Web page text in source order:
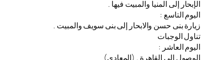
الإبحار إلى المنيا والمبيت فيها .
اليوم التاسع :
زيارة بنى حسن والابحار إلى بنى سويف والمبيت .
تناول الوجبات
اليوم العاشر :
الوصول إلى القاهرة . (المعادى)